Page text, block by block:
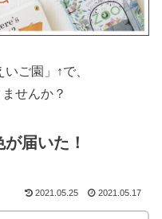
ご園」↑で、
せんか？
届いた！
2021.05.25 2021.05.17